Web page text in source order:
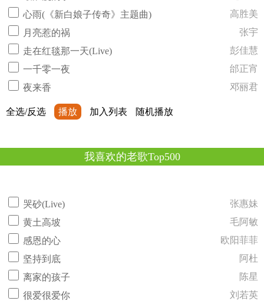
心雨(《新白娘子传奇》主题曲)
高胜美
月亮惹的祸
张宇
走在红毯那一天(Live)
彭佳慧
一千零一夜
邰正宵
夜来香
邓丽君
全选/反选 播放 加入列表 随机播放
我喜欢的老歌Top500
哭砂(Live)
张惠妹
黄土高坡
毛阿敏
感恩的心
欧阳菲菲
坚持到底
阿杜
离家的孩子
陈星
很爱很爱你
刘若英